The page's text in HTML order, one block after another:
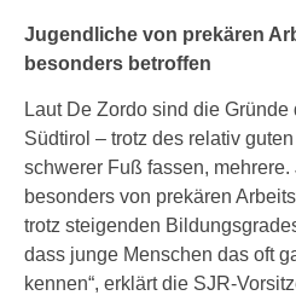
Jugendliche von prekären
besonders betroffen
Laut De Zordo sind die
Südtirol – trotz des relativ
schwerer Fuß fassen,
besonders von prekären
trotz steigenden
dass junge Menschen das oft
kennen“, erklärt die SJR-